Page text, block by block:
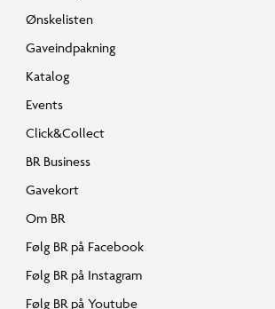
Ønskelisten
Gaveindpakning
Katalog
Events
Click&Collect
BR Business
Gavekort
Om BR
Følg BR på Facebook
Følg BR på Instagram
Følg BR på Youtube